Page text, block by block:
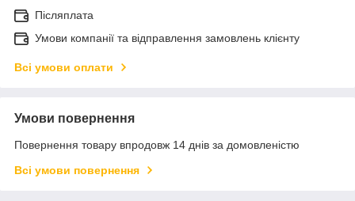
Післяплата
Умови компанії та відправлення замовлень клієнту
Всі умови оплати
Умови повернення
Повернення товару впродовж 14 днів за домовленістю
Всі умови повернення